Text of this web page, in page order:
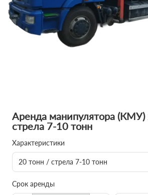
Аренда манипулятора (КМУ)
стрела 7-10 тонн
Характеристики
20 тонн / стрела 7-10 тонн
Срок аренды